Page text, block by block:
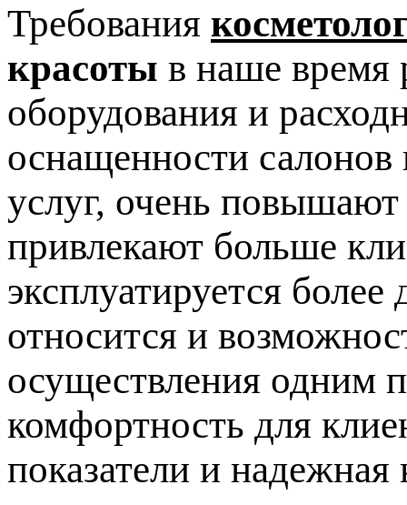
Требования
красоты в наше время
оборудования и
оснащенности салонов
услуг, очень
привлекают больше
эксплуатируется
относится и
осуществления одним
комфортность для
показатели и надежная